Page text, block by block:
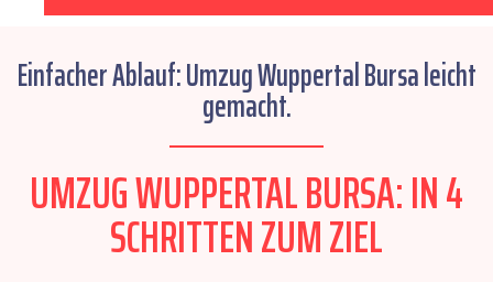
Einfacher Ablauf: Umzug Wuppertal Bursa leicht
gemacht.
UMZUG WUPPERTAL BURSA: IN 4
SCHRITTEN ZUM ZIEL